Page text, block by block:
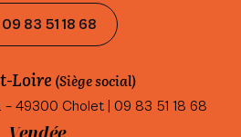
09 83 51 18 68
Loire (Siège social)
– 49300 Cholet | 09 83 51 18 68
Vendée